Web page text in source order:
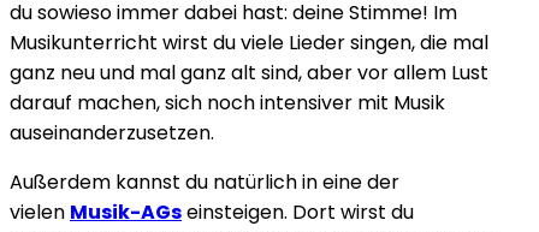
du sowieso immer dabei hast: deine Stimme! Im
Musikunterricht wirst du viele Lieder singen, die mal
ganz neu und mal ganz alt sind, aber vor allem Lust
darauf machen, sich noch intensiver mit Musik
auseinanderzusetzen.
Außerdem kannst du natürlich in eine der
vielen Musik-AGseinsteigen. Dort wirst du